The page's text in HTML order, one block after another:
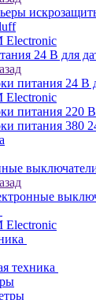
Electronic
24 В для
питания 24 В
Electronic
питания 220
питания 380
Electronic
техника